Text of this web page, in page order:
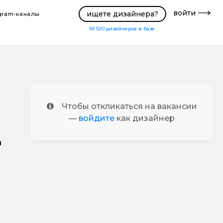
каналы ищете дизайнера?
69 520 дизайнеров в базе
войти
Чтобы откликаться на вакансии
— войдите как дизайнер